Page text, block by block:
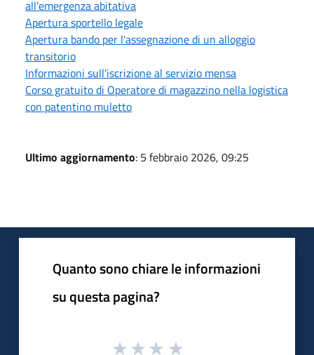
all'emergenza abitativa
Apertura sportello legale
Apertura bando per l'assegnazione di un alloggio
transitorio
Informazioni sull'iscrizione al servizio mensa
Corso gratuito di Operatore di magazzino nella logistica
con patentino muletto
Ultimo aggiornamento: 5 febbraio 2026, 09:25
Quanto sono chiare le informazioni
su questa pagina?